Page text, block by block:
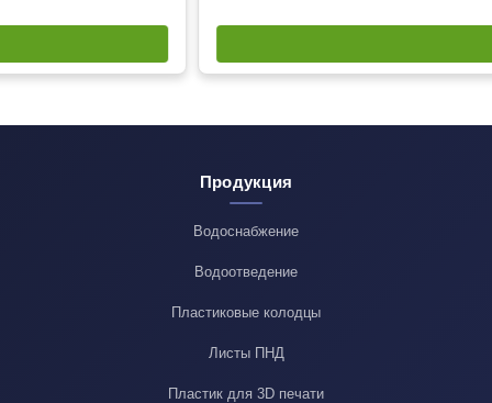
Продукция
Водоснабжение
Водоотведение
Пластиковые колодцы
Листы ПНД
Пластик для 3D печати